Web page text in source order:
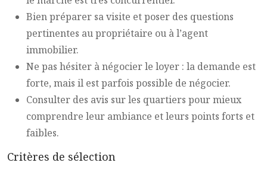
Bien préparer sa visite et poser des questions
pertinentes au propriétaire ou à l’agent
immobilier.
Ne pas hésiter à négocier le loyer : la demande est
forte, mais il est parfois possible de négocier.
Consulter des avis sur les quartiers pour mieux
comprendre leur ambiance et leurs points forts et
faibles.
Critères de sélection